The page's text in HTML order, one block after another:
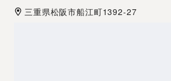
三重県松阪市船江町1392-27